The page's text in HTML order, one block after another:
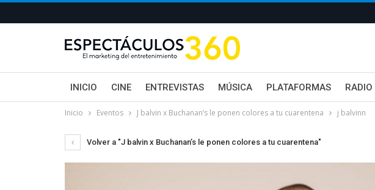
INICIO CINE ENTREVISTAS MÚSICA PLATAFORMAS RADIO
Inicio Eventos J balvin x Buchanan’s le ponen colores a tu cuarentena j balvinn
Volver a "J balvin x Buchanan’s le ponen colores a tu cuarentena"